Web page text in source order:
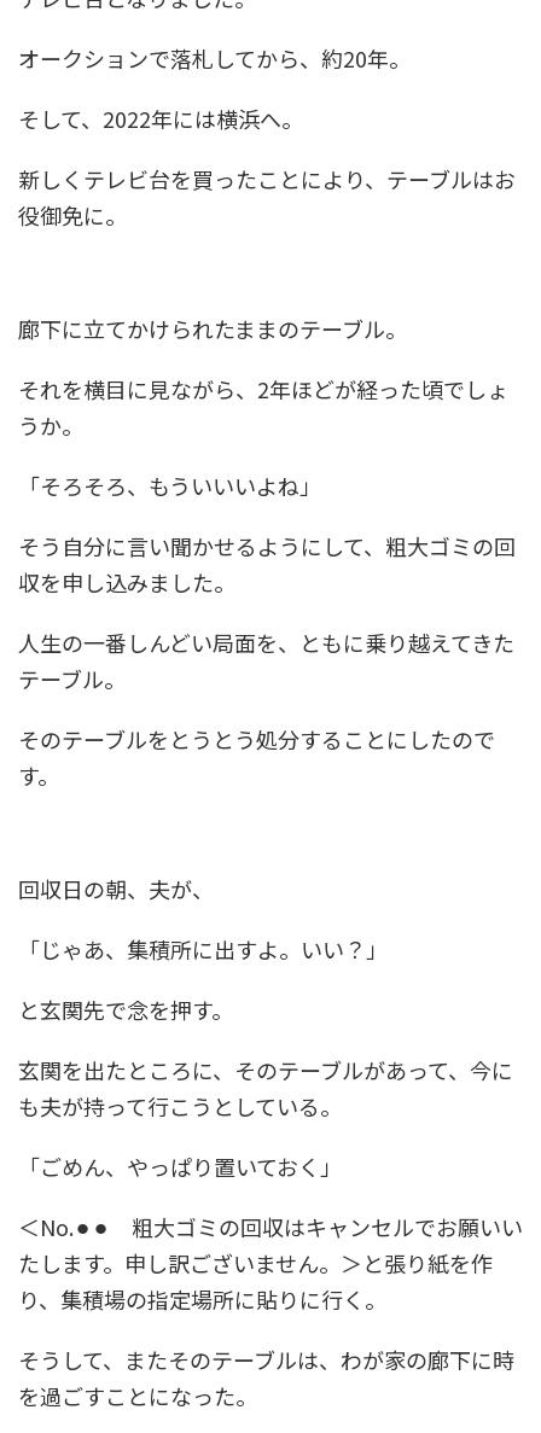
オークションで落札してから、約20年。
そして、2022年には横浜へ。
新しくテレビ台を買ったことにより、テーブルはお
役御免に。
廊下に立てかけられたままのテーブル。
それを横目に見ながら、2年ほどが経った頃でしょ
うか。
「そろそろ、もういいいよね」
そう自分に言い聞かせるようにして、粗大ゴミの回
収を申し込みました。
人生の一番しんどい局面を、ともに乗り越えてきた
テーブル。
そのテーブルをとうとう処分することにしたので
す。
回収日の朝、夫が、
「じゃあ、集積所に出すよ。いい？」
と玄関先で念を押す。
玄関を出たところに、そのテーブルがあって、今に
も夫が持って行こうとしている。
「ごめん、やっぱり置いておく」
＜No.⚫︎⚫︎ 粗大ゴミの回収はキャンセルでお願いい
たします。申し訳ございません。＞と張り紙を作
り、集積場の指定場所に貼りに行く。
そうして、またそのテーブルは、わが家の廊下に時
を過ごすことになった。